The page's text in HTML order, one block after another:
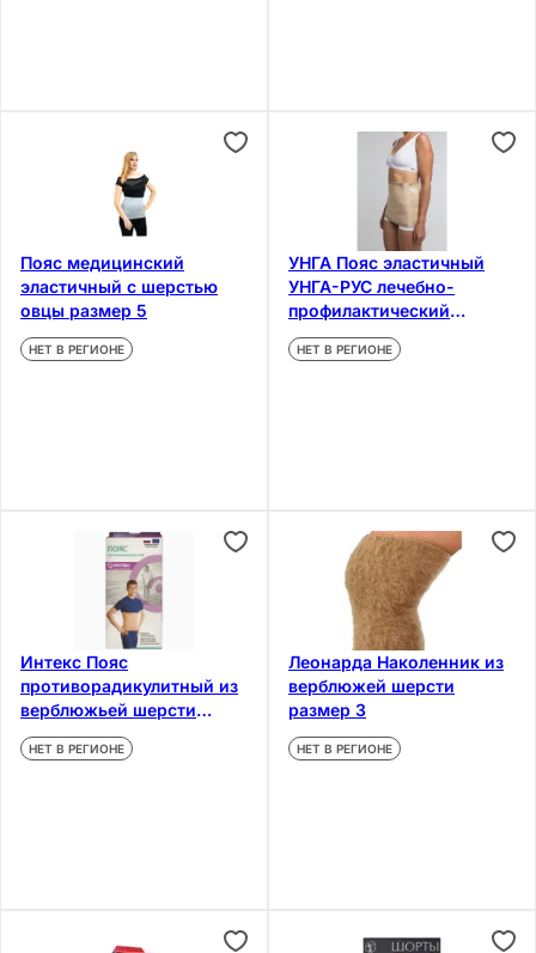
Пояс медицинский
эластичный с шерстью
овцы размер 5
НЕТ В РЕГИОНЕ
УНГА Пояс эластичный
УНГА-РУС лечебно-
профилактический
размер 2
НЕТ В РЕГИОНЕ
Интекс Пояс
противорадикулитный из
верблюжьей шерсти
размер L
НЕТ В РЕГИОНЕ
Леонарда Наколенник из
верблюжей шерсти
размер 3
НЕТ В РЕГИОНЕ